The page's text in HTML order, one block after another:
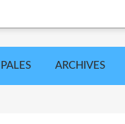
ARCHIVES